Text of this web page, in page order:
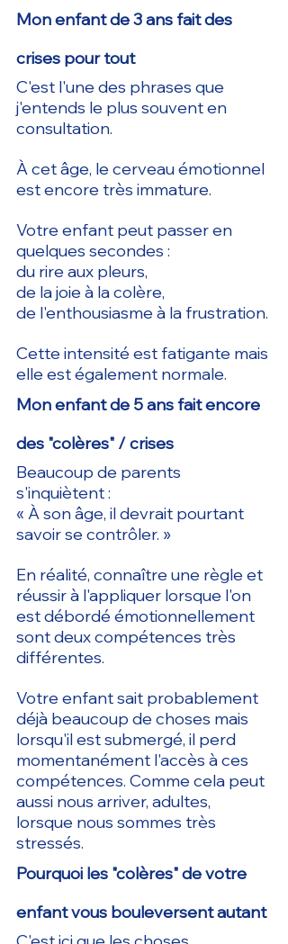
Mon enfant de 3 ans fait des
crises pour tout
C'est l'une des phrases que
j'entends le plus souvent en
consultation.
À cet âge, le cerveau émotionnel
est encore très immature.
Votre enfant peut passer en
quelques secondes :
du rire aux pleurs,
de la joie à la colère,
de l'enthousiasme à la frustration.
Cette intensité est fatigante mais
elle est également normale.
Mon enfant de 5 ans fait encore
des "colères" / crises
Beaucoup de parents
s'inquiètent :
« À son âge, il devrait pourtant
savoir se contrôler. »
En réalité, connaître une règle et
réussir à l'appliquer lorsque l'on
est débordé émotionnellement
sont deux compétences très
différentes.
Votre enfant sait probablement
déjà beaucoup de choses mais
lorsqu'il est submergé, il perd
momentanément l'accès à ces
compétences. Comme cela peut
aussi nous arriver, adultes,
lorsque nous sommes très
stressés.
Pourquoi les "colères" de votre
enfant vous bouleversent autant